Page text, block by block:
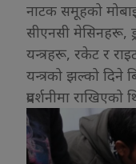
नाटक समूहको
सीएनसी मेसिनहरू,
यन्त्रहरू, रकेट र
यन्त्रको झल्को दिने
प्रदर्शनीमा राखिएको